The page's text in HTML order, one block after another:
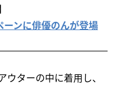
ーンに俳優のんが登場
ターの中に着用し、